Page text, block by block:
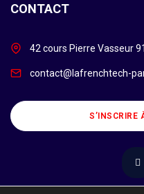
CONTACT
42 cours Pierre Vasseur
contact@lafrenchtech-
S’INSCRIRE